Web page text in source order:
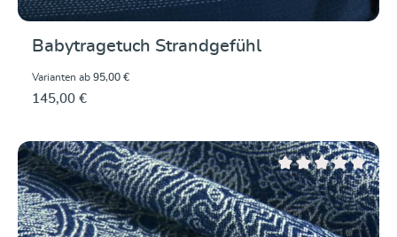
Babytragetuch Strandgefühl
Varianten ab 95,00 €
145,00 €
Durchschnittliche